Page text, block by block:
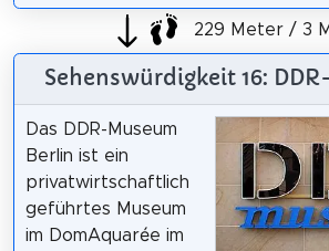
229 Meter / 3
Sehenswürdigkeit 16:
Das DDR-Museum
Berlin ist ein
privatwirtschaftlich
geführtes Museum
im DomAquarée im